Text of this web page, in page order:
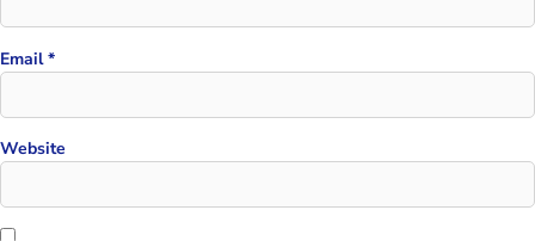
Email*
Website